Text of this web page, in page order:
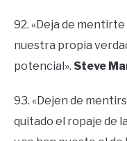
92. «Deja de
nuestra propia
potencial». Steve
93. «Dejen de
quitado el ropaje de